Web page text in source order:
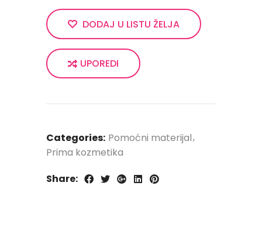
DODAJ U LISTU ŽELJA
UPOREDI
Categories: Pomoćni materijal
Prima kozmetika
Share: